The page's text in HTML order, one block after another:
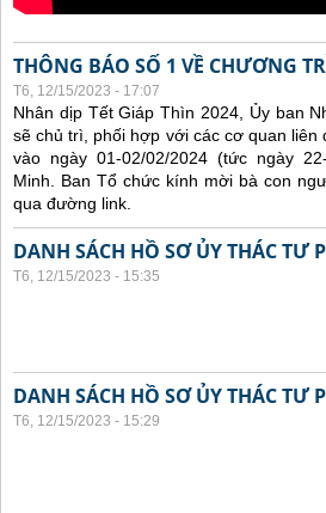
THÔNG BÁO SỐ 1 VỀ CHƯƠNG
T6, 12/15/2023 - 17:07
Nhân dịp Tết Giáp Thìn 2024, Ủy ban
sẽ chủ trì, phối hợp với các cơ quan
vào ngày 01-02/02/2024 (tức ngày
Minh. Ban Tổ chức kính mời bà con
qua đường link.
DANH SÁCH HỒ SƠ ỦY THÁC TƯ
T6, 12/15/2023 - 15:35
DANH SÁCH HỒ SƠ ỦY THÁC TƯ
T6, 12/15/2023 - 15:29